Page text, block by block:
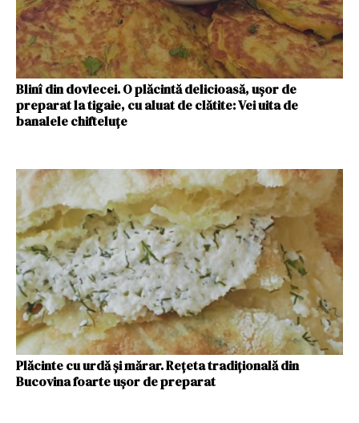
Blinî din dovlecei. O plăcintă delicioasă, ușor de
preparat la tigaie, cu aluat de clătite: Vei uita de
banalele chifteluțe
Plăcinte cu urdă și mărar. Rețeta tradițională din
Bucovina foarte ușor de preparat